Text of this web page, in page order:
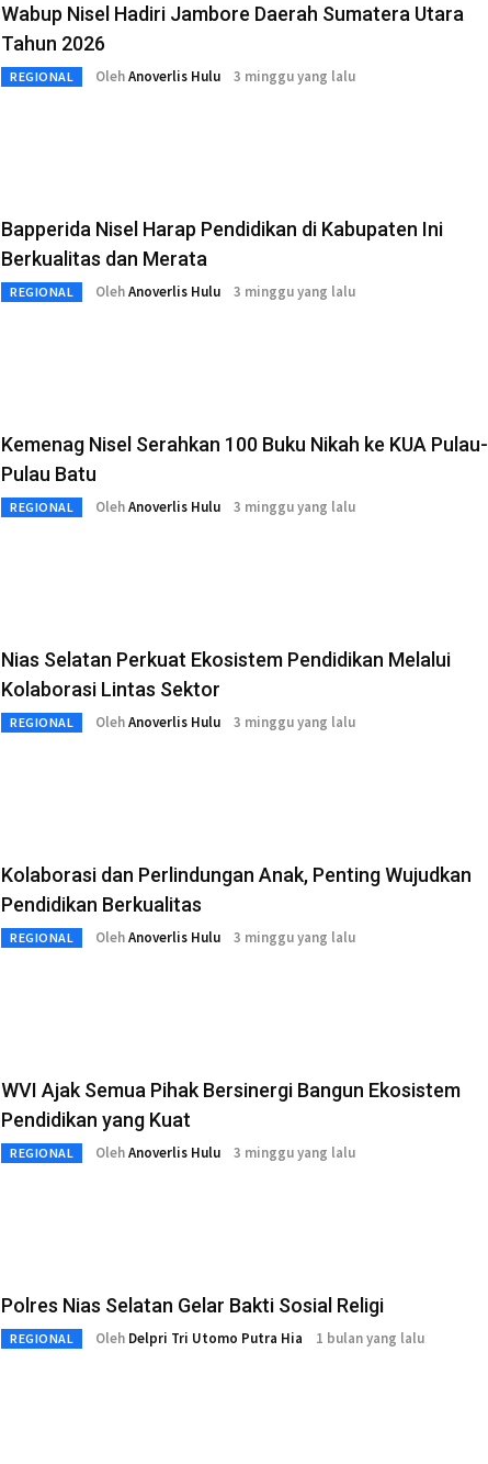
Wabup Nisel Hadiri Jambore Daerah Sumatera Utara
Tahun 2026
REGIONAL OlehAnoverlis Hulu 3 minggu yang lalu
Bapperida Nisel Harap Pendidikan di Kabupaten Ini
Berkualitas dan Merata
REGIONAL OlehAnoverlis Hulu 3 minggu yang lalu
Kemenag Nisel Serahkan 100 Buku Nikah ke KUA Pulau-
Pulau Batu
REGIONAL OlehAnoverlis Hulu 3 minggu yang lalu
Nias Selatan Perkuat Ekosistem Pendidikan Melalui
Kolaborasi Lintas Sektor
REGIONAL OlehAnoverlis Hulu 3 minggu yang lalu
Kolaborasi dan Perlindungan Anak, Penting Wujudkan
Pendidikan Berkualitas
REGIONAL OlehAnoverlis Hulu 3 minggu yang lalu
WVI Ajak Semua Pihak Bersinergi Bangun Ekosistem
Pendidikan yang Kuat
REGIONAL OlehAnoverlis Hulu 3 minggu yang lalu
Polres Nias Selatan Gelar Bakti Sosial Religi
REGIONAL Oleh Delpri Tri Utomo Putra Hia 1 bulan yang lalu